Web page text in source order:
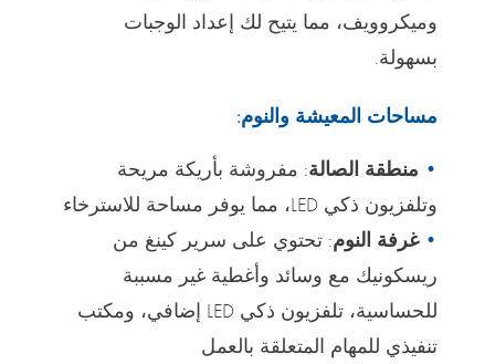
وميكروويف، مما يتيح لك إعداد الوجبات
بسهولة.
مساحات المعيشة والنوم:
منطقة الصالة: مفروشة بأريكة مريحة
وتلفزيون ذكي LED، مما يوفر مساحة للاسترخاء
غرفة النوم: تحتوي على سرير كينغ من
ريسكونيك مع وسائد وأغطية غير مسببة
للحساسية، تلفزيون ذكي LED إضافي، ومكتب
تنفيذي للمهام المتعلقة بالعمل